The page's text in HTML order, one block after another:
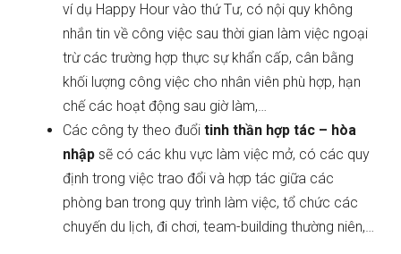
ví dụ Happy Hour vào thứ Tư, có nội quy không
nhắn tin về công việc sau thời gian làm việc ngoại
trừ các trường hợp thực sự khẩn cấp, cân bằng
khối lượng công việc cho nhân viên phù hợp, hạn
chế các hoạt động sau giờ làm,…
Các công ty theo đuổi tinh thần hợp tác – hòa
nhập sẽ có các khu vực làm việc mở, có các quy
định trong việc trao đổi và hợp tác giữa các
phòng ban trong quy trình làm việc, tổ chức các
chuyến du lịch, đi chơi, team-building thường niên,…